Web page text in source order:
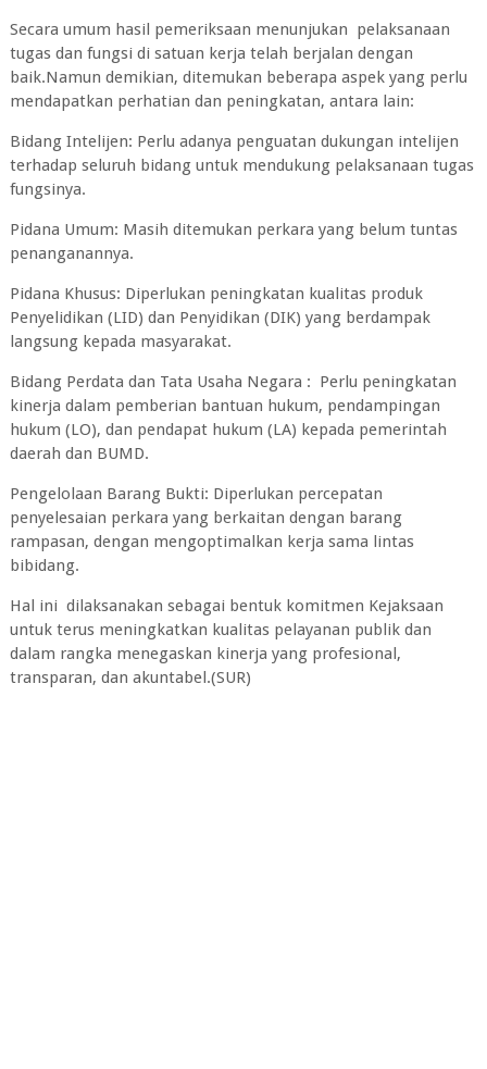
Secara umum hasil pemeriksaan menunjukan pelaksanaan
tugas dan fungsi di satuan kerja telah berjalan dengan
baik.Namun demikian, ditemukan beberapa aspek yang perlu
mendapatkan perhatian dan peningkatan, antara lain:
Bidang Intelijen: Perlu adanya penguatan dukungan intelijen
terhadap seluruh bidang untuk mendukung pelaksanaan tugas
fungsinya.
Pidana Umum: Masih ditemukan perkara yang belum tuntas
penanganannya.
Pidana Khusus: Diperlukan peningkatan kualitas produk
Penyelidikan (LID) dan Penyidikan (DIK) yang berdampak
langsung kepada masyarakat.
Bidang Perdata dan Tata Usaha Negara : Perlu peningkatan
kinerja dalam pemberian bantuan hukum, pendampingan
hukum (LO), dan pendapat hukum (LA) kepada pemerintah
daerah dan BUMD.
Pengelolaan Barang Bukti: Diperlukan percepatan
penyelesaian perkara yang berkaitan dengan barang
rampasan, dengan mengoptimalkan kerja sama lintas
bibidang.
Hal ini dilaksanakan sebagai bentuk komitmen Kejaksaan
untuk terus meningkatkan kualitas pelayanan publik dan
dalam rangka menegaskan kinerja yang profesional,
transparan, dan akuntabel.(SUR)